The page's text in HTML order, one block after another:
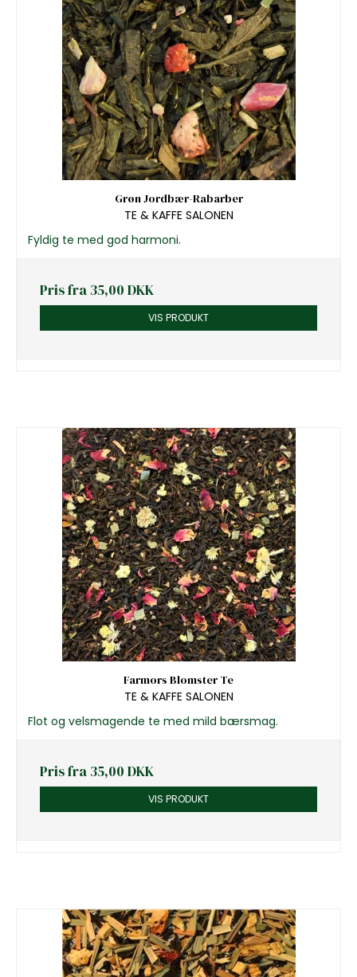
Grøn Jordbær-Rabarber
TE & KAFFE SALONEN
Fyldig te med god harmoni.
Pris fra35,00 DKK
VIS PRODUKT
Farmors Blomster Te
TE & KAFFE SALONEN
Flot og velsmagende te med mild bærsmag.
Pris fra35,00 DKK
VIS PRODUKT